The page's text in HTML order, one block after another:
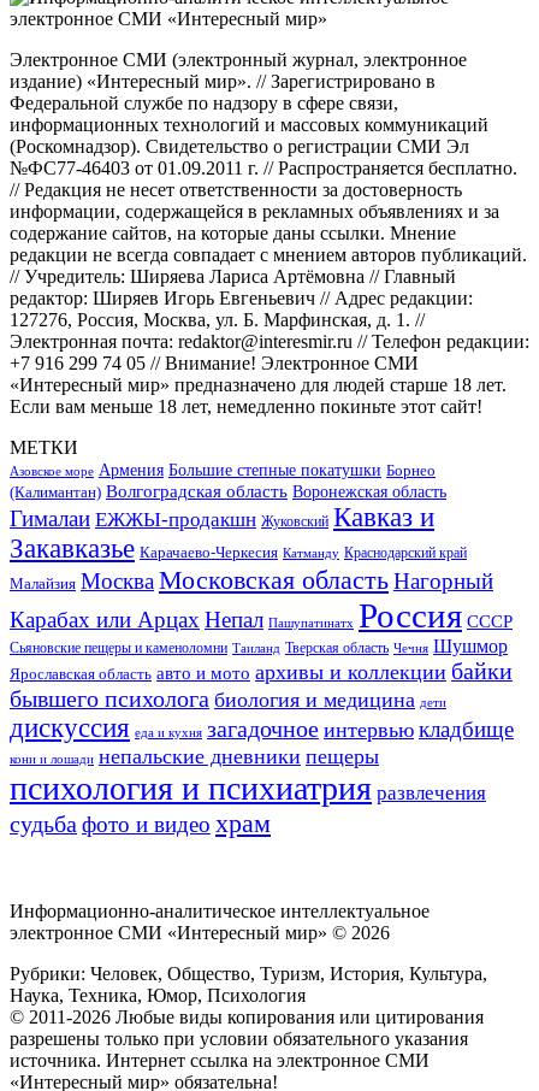
Электронное СМИ (электронный журнал, электронное
издание) «Интересный мир». // Зарегистрировано в
Федеральной службе по надзору в сфере связи,
информационных технологий и массовых коммуникаций
(Роскомнадзор). Свидетельство о регистрации СМИ Эл
№ФС77-46403 от 01.09.2011 г. // Распространяется бесплатно.
// Редакция не несет ответственности за достоверность
информации, содержащейся в рекламных объявлениях и за
содержание сайтов, на которые даны ссылки. Мнение
редакции не всегда совпадает с мнением авторов публикаций.
// Учредитель: Ширяева Лариса Артёмовна // Главный
редактор: Ширяев Игорь Евгеньевич // Адрес редакции:
127276, Россия, Москва, ул. Б. Марфинская, д. 1. //
Электронная почта: redaktor@interesmir.ru // Телефон редакции:
+7 916 299 74 05 // Внимание! Электронное СМИ
«Интересный мир» предназначено для людей старше 18 лет.
Если вам меньше 18 лет, немедленно покиньте этот сайт!
МЕТКИ
Азовское море Армения Большие степные покатушки Борнео
(Калимантан) Волгоградская область Воронежская область
Гималаи ЕЖЖЫ-продакшн Жуковский Кавказ и
Закавказье Карачаево-Черкесия Катманду Краснодарский край
Малайзия МоскваМосковская областьНагорный
Карабах или Арцах Непал Пашупатинатх Россия СССР
Сьяновские пещеры и каменоломни Таиланд Тверская область Чечня Шушмор
Ярославская область авто и мото архивы и коллекции байки
бывшего психолога биология и медицина дети
дискуссия еда и кухня загадочное интервью кладбище
кони и лошади непальские дневники пещеры
психология и психиатрия развлечения
судьба фото и видео храм
Информационно-аналитическое интеллектуальное
электронное СМИ «Интересный мир» © 2026
Рубрики: Человек, Общество, Туризм, История, Культура,
Наука, Техника, Юмор, Психология
© 2011-2026 Любые виды копирования или цитирования
разрешены только при условии обязательного указания
источника. Интернет ссылка на электронное СМИ
«Интересный мир» обязательна!